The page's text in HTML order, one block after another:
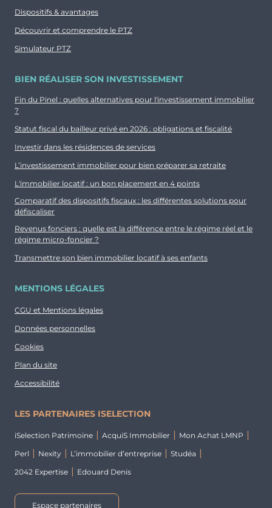
Dispositifs & avantages
Découvrir et comprendre le PTZ
Simulateur PTZ
BIEN RÉALISER SON INVESTISSEMENT
Fin du Pinel : quelles alternatives pour l'investissement immobilier
?
Statut fiscal du bailleur privé en 2026 : obligations et fiscalité
Investir dans les résidences de services
L’investissement immobilier pour bien préparer sa retraite
L'immobilier locatif : un bon placement en 4 points
Comparatif des dispositifs fiscaux : les différentes solutions pour
défiscaliser
Revenus fonciers : quelle est la différence entre le régime réel et le
régime micro-foncier ?
Transmettre son bien immobilier locatif à ses enfants
MENTIONS LÉGALES
CGU et Mentions légales
Données personnelles
Cookies
Plan du site
Accessibilité
LES PARTENAIRES ISELECTION
iSelection Patrimoine AcquiS Immobilier
Mon Achat LMNP
Perl
Nexity L’immobilier d’entreprise
Studéa
2042 Expertise
Edouard Denis
Espace partenaires